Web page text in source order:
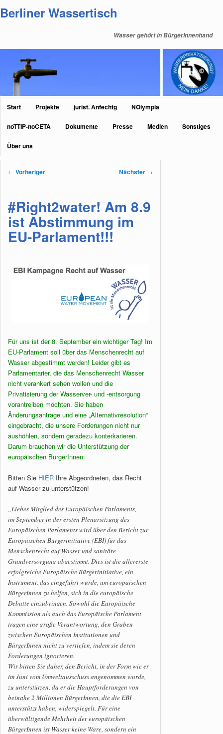
primären
Berliner Wassertisch
Wasser gehört in BürgerInnenhand
Hauptmenü
Start Projekte jurist. Anfechtg NOlympia
noTTIP-noCETA Dokumente Presse Medien Sonstiges
Über uns
Beitragsnavigation
← Vorheriger Nächster →
#Right2water! Am 8.9
ist Abstimmung im
EU-Parlament!!!
Für uns ist der 8. September ein wichtiger Tag! Im
EU-Parlament soll über das Menschenrecht auf
Wasser abgestimmt werden! Leider gibt es
Parlamentarier, die das Menschenrecht Wasser
nicht verankert sehen wollen und die
Privatisierung der Wasserver- und -entsorgung
vorantreiben möchten. Sie haben
Änderungsanträge und eine „Alternativresolution“
eingebracht, die unsere Forderungen nicht nur
aushöhlen, sondern geradezu konterkarieren.
Darum brauchen wir die Unterstützung der
europäischen BürgerInnen:
Bitten Sie HIER Ihre Abgeordneten, das Recht
auf Wasser zu unterstützen!
„Liebes Mitglied des Europäischen Parlaments,
im September in der ersten Plenarsitzung des
Europäischen Parlaments wird über den Bericht zur
Europäischen Bürgerinitiative (EBI) für das
Menschenrecht auf Wasser und sanitäre
Grundversorgung abgestimmt. Dies ist die allererste
erfolgreiche Europäische Bürgerinitiative, ein
Instrument, das eingeführt wurde, um europäischen
BürgerInnen zu helfen, sich in die europäische
Debatte einzubringen. Sowohl die Europäische
Kommission als auch das Europäische Parlament
tragen eine große Verantwortung, den Graben
zwischen Europäischen Institutionen und
BürgerInnen nicht zu vertiefen, indem sie deren
Forderungen ignorieren.
Wir bitten Sie daher, den Bericht, in der Form wie er
im Juni vom Umweltausschuss angenommen wurde,
zu unterstützen, da er die Hauptforderungen von
beinahe 2 Millionen BürgerInnen, die die EBI
unterstützt haben, widerspiegelt. Für eine
überwältigende Mehrheit der europäischen
BürgerInnen ist Wasser keine Ware, sondern ein